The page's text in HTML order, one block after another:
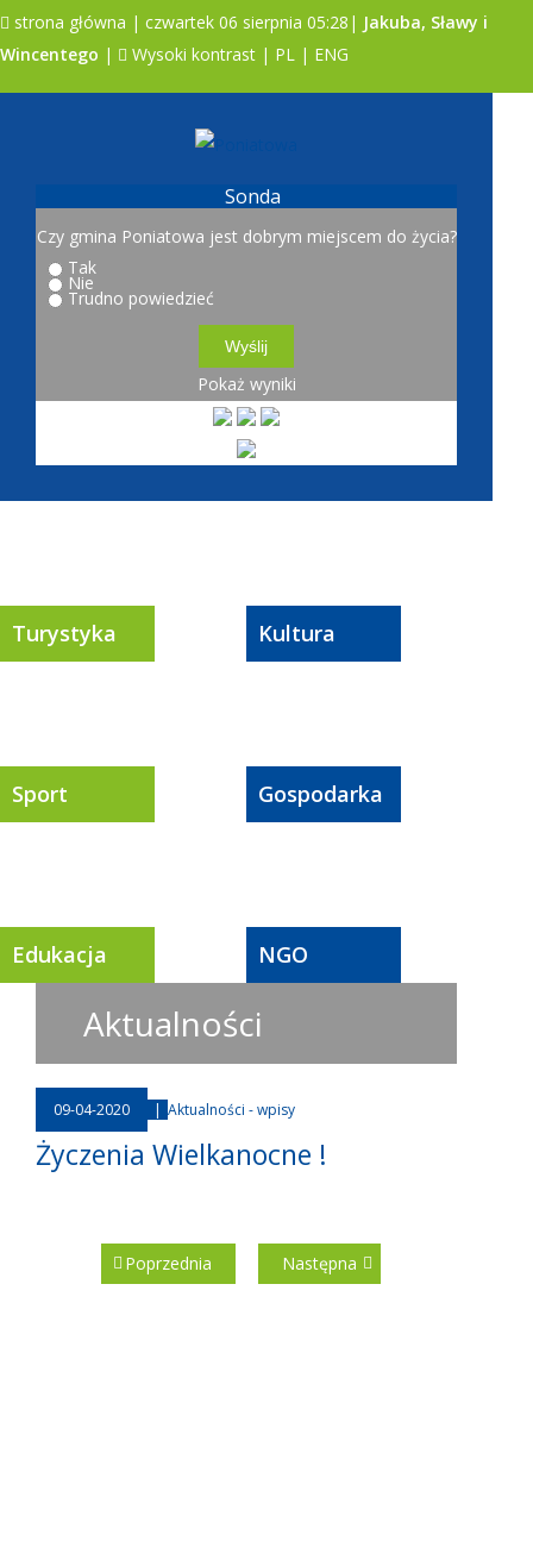
strona główna | czwartek 06 sierpnia 05:28| Jakuba, Sławy i
Wincentego | Wysoki kontrast | PL | ENG
Sonda
Czy gmina Poniatowa jest dobrym miejscem do życia?
Tak
Nie
Trudno powiedzieć
Pokaż wyniki
Turystyka Kultura
Sport Gospodarka
Edukacja NGO
Aktualności
09-04-2020 | Aktualności - wpisy
Życzenia Wielkanocne !
Poprzednia Następna